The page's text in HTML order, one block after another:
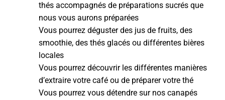
thés accompagnés de préparations sucrés que
nous vous aurons préparées
Vous pourrez déguster des jus de fruits, des
smoothie, des thés glacés ou différentes bières
locales
Vous pourrez découvrir les différentes manières
d’extraire votre café ou de préparer votre thé
Vous pourrez vous détendre sur nos canapés